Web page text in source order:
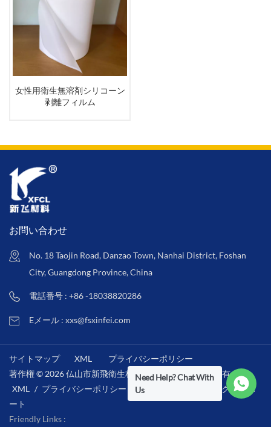
女性用衛生無溶剤シリコーン
剥離フィルム
お問い合わせ
No. 18 Taojin Road, Danzao Town, Nanhai District, Foshan
City, Guangdong Province, China
電話番号 : +86 -18038820286
Eメール : xxs@fsxinfei.com
サイトマップ XML
プライバシーポリシー
著作権 © 2026 仏山市新飛衛生材料株式会社 .全著作権所有 . /
XML / プライバシーポリシー /
IPv6ネットワークをサポ
ート
Friendly Links :
Need Help? Chat With
Us